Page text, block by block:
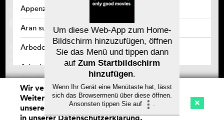
Kino Streaming Watchlist (
Appenzell
Aran sur Vilette
Arbedo
Arbedo-Castione
Arbon
Arlesheim
Speichern
Gefördert von
Kontakt
Impressum
Datenschutz
Registrieren/abonnieren
Newsletter
Häufig gestellte Fragen (FAQ)
Gutscheine
Wir verwenden Cookies. Mit dem
Weitersurfen auf cinefile.ch stimmen Sie
unserer Cookie-Nutzung zu. Mehr Infos
in unsererDatenschutzerklärung.
Um diese Web-App zum Home-
Bildschirm hinzuzufügen, öffnen
Sie das Menü und tippen dann
auf Zum Startbildschirm
hinzufügen.
Wenn Ihr Gerät eine Menütaste hat, lässt
sich das Browsermenü über diese öffnen.
Ansonsten tippen Sie auf
.